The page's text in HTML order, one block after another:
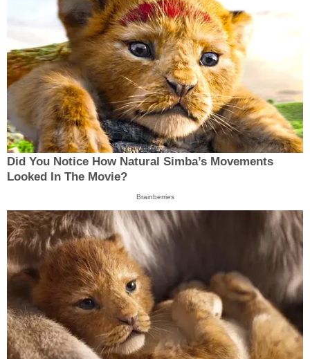
Did You Notice How Natural Simba’s Movements
Looked In The Movie?
Brainberries